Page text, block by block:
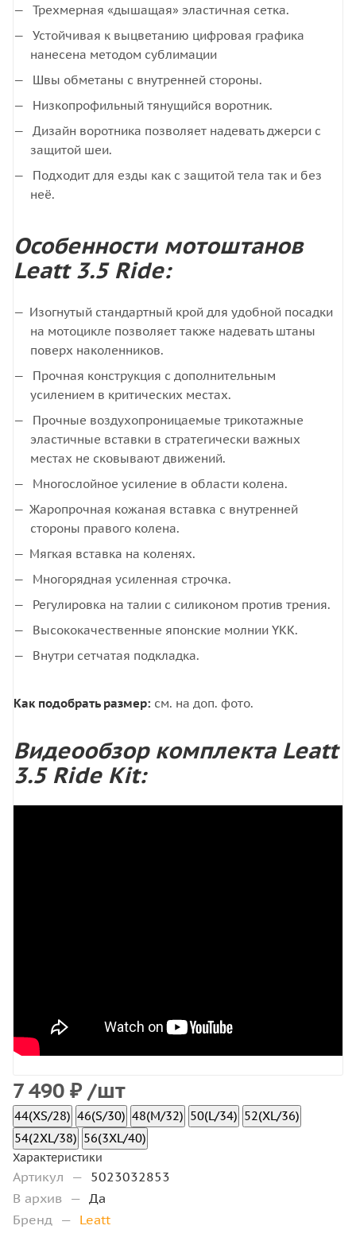
Трехмерная «дышащая» эластичная сетка.
Устойчивая к выцветанию цифровая графика
нанесена методом сублимации
Швы обметаны с внутренней стороны.
Низкопрофильный тянущийся воротник.
Дизайн воротника позволяет надевать джерси с
защитой шеи.
Подходит для езды как с защитой тела так и без
неё.
Особенности мотоштанов
Leatt 3.5 Ride:
Изогнутый стандартный крой для удобной посадки
на мотоцикле позволяет также надевать штаны
поверх наколенников.
Прочная конструкция с дополнительным
усилением в критических местах.
Прочные воздухопроницаемые трикотажные
эластичные вставки в стратегически важных
местах не сковывают движений.
Многослойное усиление в области колена.
Жаропрочная кожаная вставка с внутренней
стороны правого колена.
Мягкая вставка на коленях.
Многорядная усиленная строчка.
Регулировка на талии с силиконом против трения.
Высококачественные японские молнии YKK.
Внутри сетчатая подкладка.
Как подобрать размер: см. на доп. фото.
Видеообзор комплекта Leatt
3.5 Ride Kit:
7 490 ₽ /шт
44(XS/28) 46(S/30) 48(M/32) 50(L/34) 52(XL/36)
54(2XL/38) 56(3XL/40)
Характеристики
Артикул — 5023032853
В архив — Да
Бренд
— Leatt